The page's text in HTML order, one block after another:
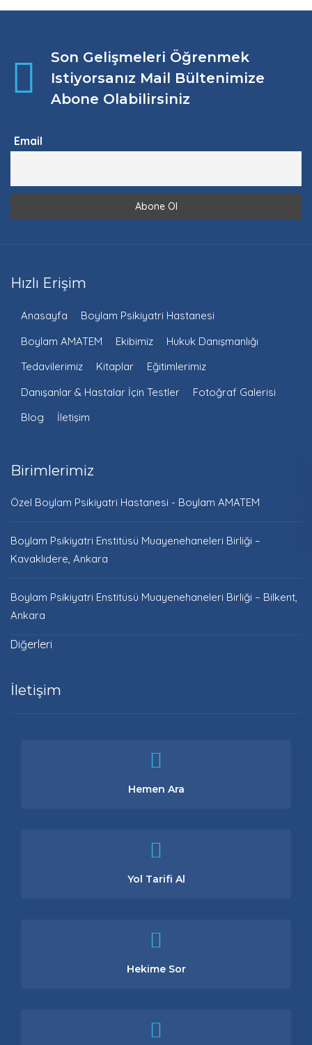
Son Gelişmeleri Öğrenmek
Istiyorsanız Mail Bültenimize
Abone Olabilirsiniz
Email
Hızlı Erişim
Anasayfa
Boylam Psikiyatri Hastanesi
Boylam AMATEM
Ekibimiz
Hukuk Danışmanlığı
Tedavilerimiz
Kitaplar
Eğitimlerimiz
Danışanlar & Hastalar İçin Testler
Fotoğraf Galerisi
Blog
İletişim
Birimlerimiz
Özel Boylam Psikiyatri Hastanesi - Boylam AMATEM
Boylam Psikiyatri Enstitüsü Muayenehaneleri Birliği –
Kavaklıdere, Ankara
Boylam Psikiyatri Enstitüsü Muayenehaneleri Birliği – Bilkent,
Ankara
Diğerleri
İletişim
Hemen Ara
Yol Tarifi Al
Hekime Sor